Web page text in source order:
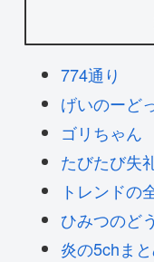
774通り
げいのーど
ゴリちゃん
たびたび失
トレンドの
ひみつのど
炎の5chま